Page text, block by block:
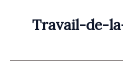
Travail-de-